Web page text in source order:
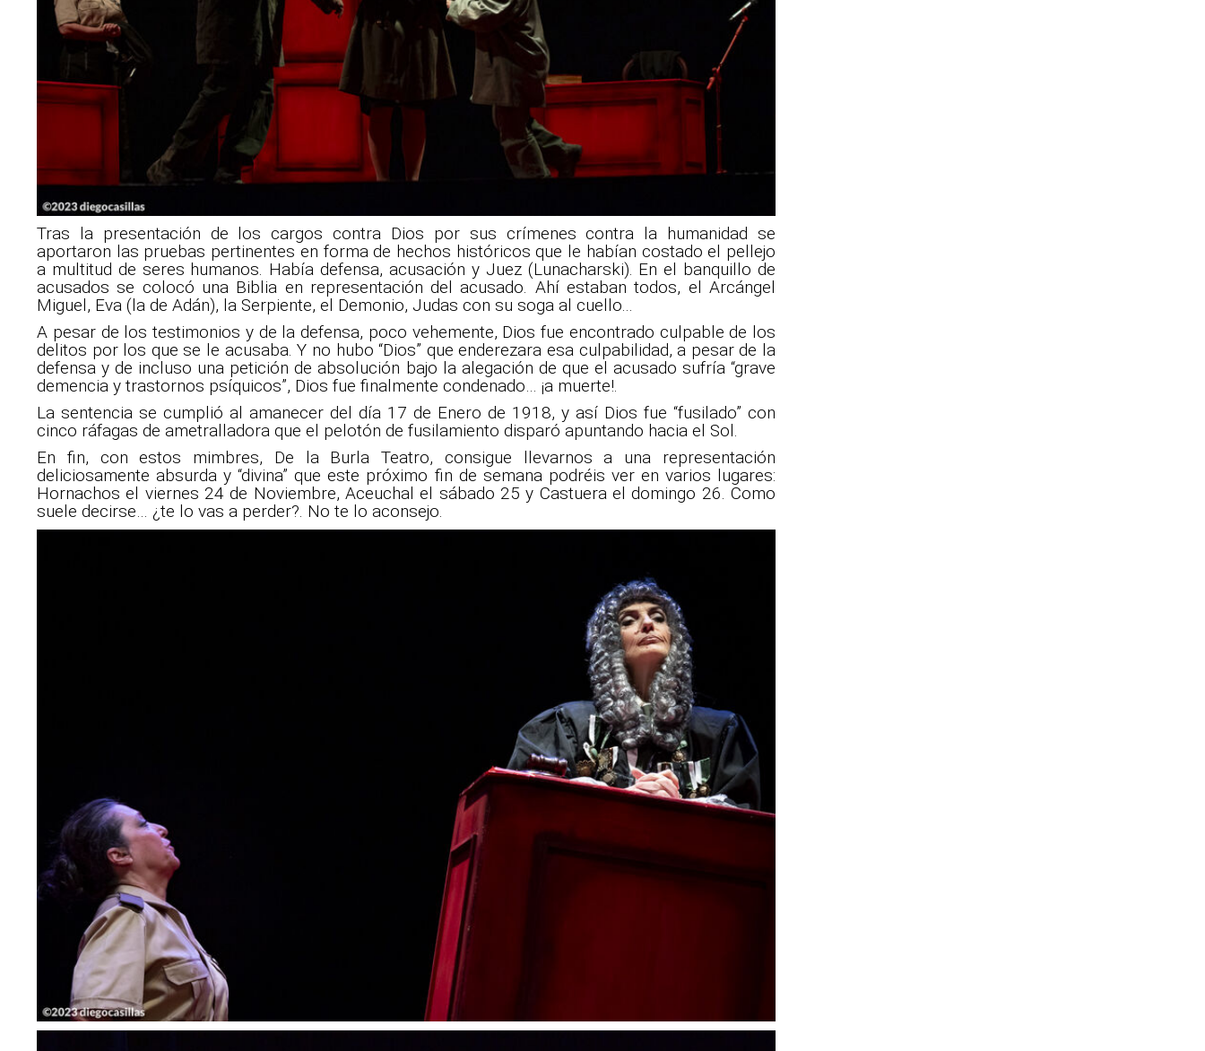
Tras la presentación de los cargos contra Dios por sus crímenes contra la humanidad se
aportaron las pruebas pertinentes en forma de hechos históricos que le habían costado el pellejo
a multitud de seres humanos. Había defensa, acusación y Juez (Lunacharski). En el banquillo de
acusados se colocó una Biblia en representación del acusado. Ahí estaban todos, el Arcángel
Miguel, Eva (la de Adán), la Serpiente, el Demonio, Judas con su soga al cuello...
A pesar de los testimonios y de la defensa, poco vehemente, Dios fue encontrado culpable de los
delitos por los que se le acusaba. Y no hubo “Dios” que enderezara esa culpabilidad, a pesar de la
defensa y de incluso una petición de absolución bajo la alegación de que el acusado sufría “grave
demencia y trastornos psíquicos”, Dios fue finalmente condenado… ¡a muerte!.
La sentencia se cumplió al amanecer del día 17 de Enero de 1918, y así Dios fue “fusilado” con
cinco ráfagas de ametralladora que el pelotón de fusilamiento disparó apuntando hacia el Sol.
En fin, con estos mimbres, De la Burla Teatro, consigue llevarnos a una representación
deliciosamente absurda y “divina” que este próximo fin de semana podréis ver en varios lugares:
Hornachos el viernes 24 de Noviembre, Aceuchal el sábado 25 y Castuera el domingo 26. Como
suele decirse… ¿te lo vas a perder?. No te lo aconsejo.